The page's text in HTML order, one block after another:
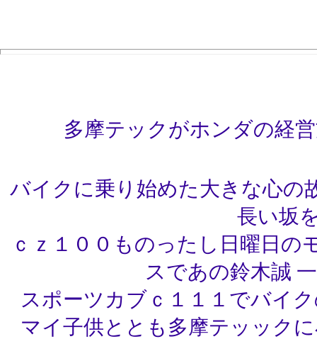
多摩テックがホンダの経
バイクに乗り始めた大きな心の
長い坂
ｃｚ１００ものったし日曜日
スであの鈴木誠
スポーツカブｃ１１１でバイ
マイ子供ととも多摩テッック